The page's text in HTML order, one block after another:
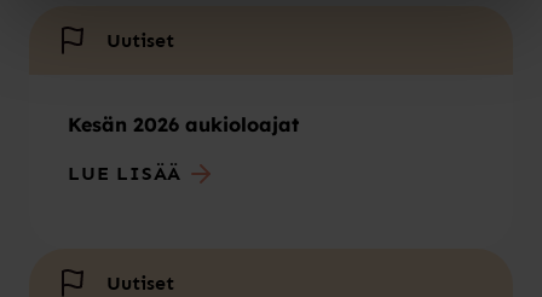
Uutiset
Kesän 2026 aukioloajat
LUE LISÄÄ
Uutiset